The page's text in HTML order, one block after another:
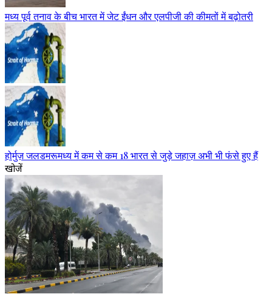
मध्य पूर्व तनाव के बीच भारत में जेट ईंधन और एलपीजी की कीमतों में बढ़ोतरी
होर्मुज़ जलडमरूमध्य में कम से कम 18 भारत से जुड़े जहाज़ अभी भी फंसे हुए हैं
खोजें